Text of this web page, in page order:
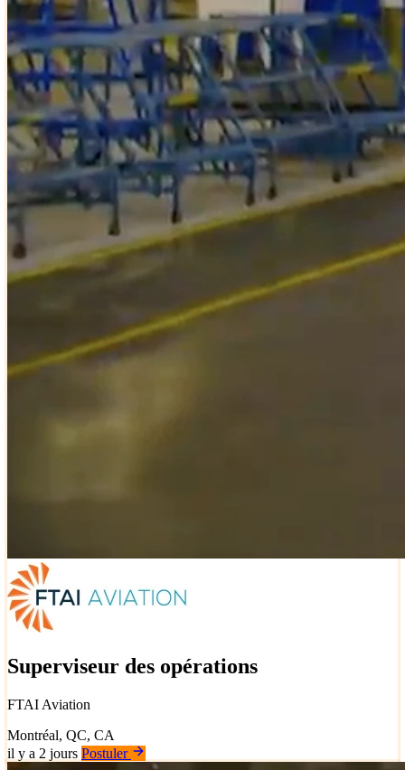
Superviseur des opérations
FTAI Aviation
Montréal, QC, CA
il y a 2 jours Postuler